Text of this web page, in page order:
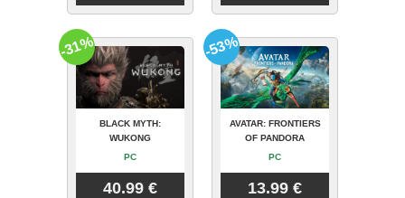
BLACK MYTH:
WUKONG
PC
40.99 €
-31%
AVATAR: FRONTIERS
OF PANDORA
PC
13.99 €
-53%